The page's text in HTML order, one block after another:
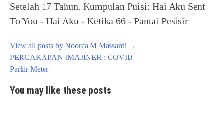
Setelah 17 Tahun. Kumpulan Puisi: Hai Aku Sent
To You - Hai Aku - Ketika 66 - Pantai Pesisir
View all posts by Noorca M Massardi →
Post
navigation
PERCAKAPAN IMAJINER : COVID
Parkir Meter
You may like these posts